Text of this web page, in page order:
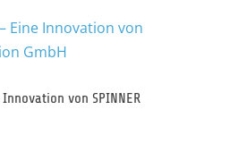
Innovation von SPINNER